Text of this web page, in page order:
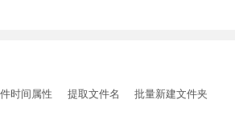
时间属性 提取文件名 批量新建文件夹